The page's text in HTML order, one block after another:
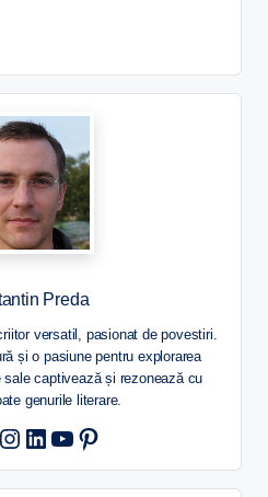
Preda
versatil, pasionat de povestiri.
și o pasiune pentru explorarea
captivează și rezonează cu
genurile literare.
Instagram
LinkedIn
YouTube
Pinterest